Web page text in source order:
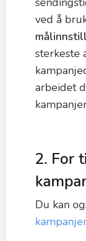
ved å
sterkeste
arbeidet
2. For
Du kan